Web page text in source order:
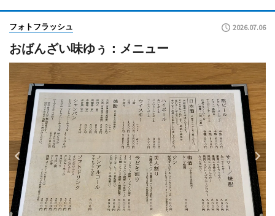
フォトフラッシュ 2026.07.06
おばんざい味ゆぅ：メニュー